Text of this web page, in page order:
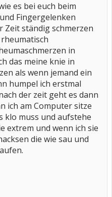
es bei euch beim
Fingergelenken
Zeit ständig schmerzen
in
das meine knie in
als wenn jemand ein
humpel ich erstmal
der zeit geht es dann
ich am Computer sitze
klo muss und aufstehe
extrem und wenn ich sie
die wie sau und